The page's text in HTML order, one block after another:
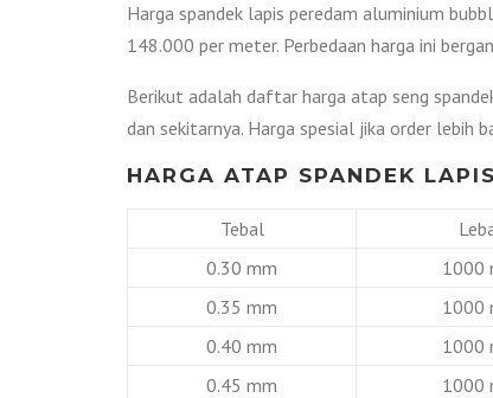
Harga spandek lapis peredam aluminium
148.000 per meter. Perbedaan harga ini
Berikut adalah daftar harga atap seng
dan sekitarnya. Harga spesial jika order lebih
HARGA ATAP SPANDEK
Tebal
0.30 mm
1000
0.35 mm
1000
0.40 mm
1000
0.45 mm
1000